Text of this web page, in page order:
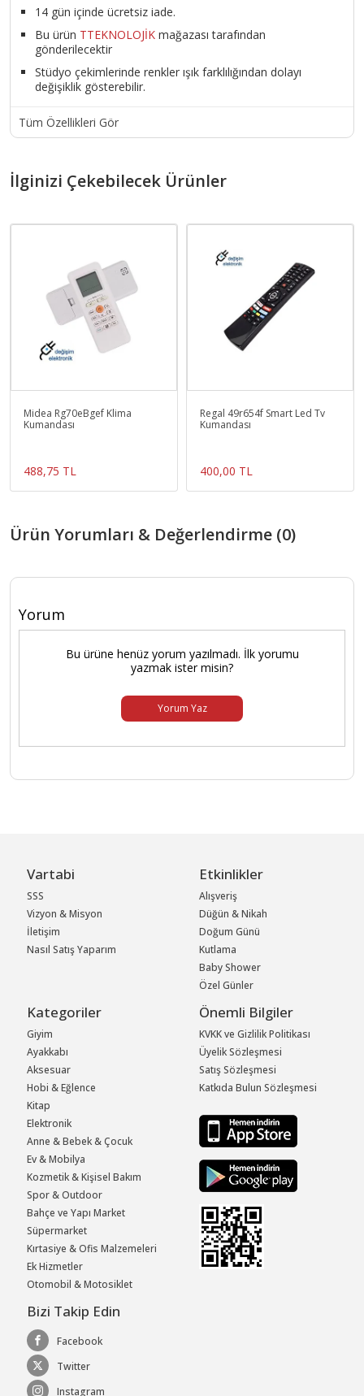
14 gün içinde ücretsiz iade.
Bu ürün TTEKNOLOJİK mağazası tarafından
gönderilecektir
Stüdyo çekimlerinde renkler ışık farklılığından dolayı
değişiklik gösterebilir.
Tüm Özellikleri Gör
İlginizi Çekebilecek Ürünler
Midea Rg70eBgef Klima
Kumandası
488,75 TL
Regal 49r654f Smart Led Tv
Kumandası
400,00 TL
Ürün Yorumları & Değerlendirme (0)
Yorum
Bu ürüne henüz yorum yazılmadı. İlk yorumu
yazmak ister misin?
Yorum Yaz
Vartabi
SSS
Vizyon & Misyon
İletişim
Nasıl Satış Yaparım
Etkinlikler
Alışveriş
Düğün & Nikah
Doğum Günü
Kutlama
Baby Shower
Özel Günler
Kategoriler
Giyim
Ayakkabı
Aksesuar
Hobi & Eğlence
Kitap
Elektronik
Anne & Bebek & Çocuk
Ev & Mobilya
Kozmetik & Kişisel Bakım
Spor & Outdoor
Bahçe ve Yapı Market
Süpermarket
Kırtasiye & Ofis Malzemeleri
Ek Hizmetler
Otomobil & Motosiklet
Önemli Bilgiler
KVKK ve Gizlilik Politikası
Üyelik Sözleşmesi
Satış Sözleşmesi
Katkıda Bulun Sözleşmesi
Bizi Takip Edin
Facebook
Twitter
Instagram